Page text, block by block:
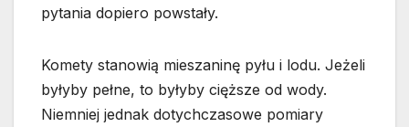
pytania dopiero powstały.
Komety stanowią mieszaninę pyłu i lodu. Jeżeli
byłyby pełne, to byłyby cięższe od wody.
Niemniej jednak dotychczasowe pomiary